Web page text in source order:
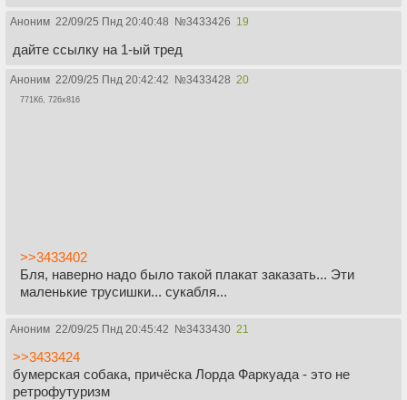
Аноним 22/09/25 Пнд 20:40:48 №3433426 19
дайте ссылку на 1-ый тред
Аноним 22/09/25 Пнд 20:42:42 №3433428 20
771Кб, 726x816
>>3433402
Бля, наверно надо было такой плакат заказать... Эти
маленькие трусишки... сукабля...
Аноним 22/09/25 Пнд 20:45:42 №3433430 21
>>3433424
бумерская собака, причёска Лорда Фаркуада - это не
ретрофутуризм